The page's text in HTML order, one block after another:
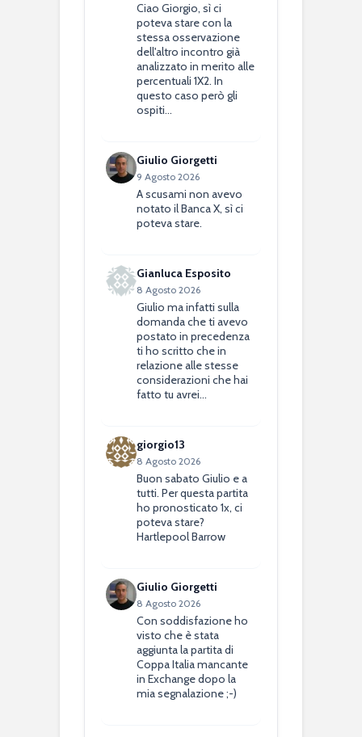
Ciao Giorgio, sì ci
poteva stare con la
stessa osservazione
dell'altro incontro già
analizzato in merito alle
percentuali 1X2. In
questo caso però gli
ospiti…
Giulio Giorgetti
9 Agosto 2026
A scusami non avevo
notato il Banca X, sì ci
poteva stare.
Gianluca Esposito
8 Agosto 2026
Giulio ma infatti sulla
domanda che ti avevo
postato in precedenza
ti ho scritto che in
relazione alle stesse
considerazioni che hai
fatto tu avrei…
giorgio13
8 Agosto 2026
Buon sabato Giulio e a
tutti. Per questa partita
ho pronosticato 1x, ci
poteva stare?
Hartlepool Barrow
Giulio Giorgetti
8 Agosto 2026
Con soddisfazione ho
visto che è stata
aggiunta la partita di
Coppa Italia mancante
in Exchange dopo la
mia segnalazione ;-)